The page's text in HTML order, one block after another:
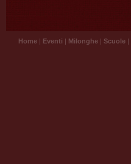
Home | Eventi | Milonghe | Scuole |